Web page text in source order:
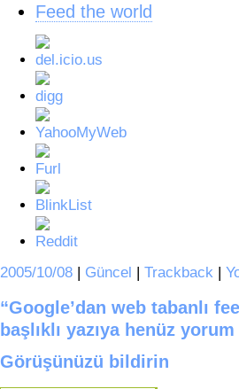
Feed the world
2005/10/08| Güncel | Trackback |
“Google’dan web tabanlı
başlıklı yazıya henüz yorum
Görüşünüzü bildirin